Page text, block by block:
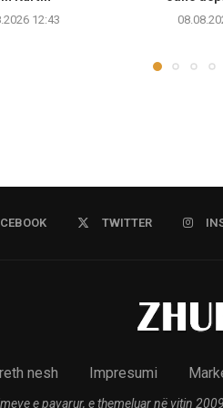
12:43
TWITTER
nesh Impresumi
e pavarur, e themeluar në vitin